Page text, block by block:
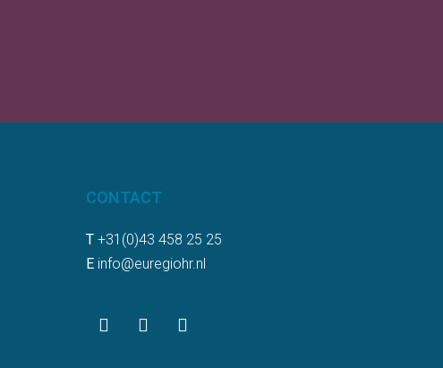
CONTACT
T +31(0)43 458 25 25
E info@euregiohr.nl